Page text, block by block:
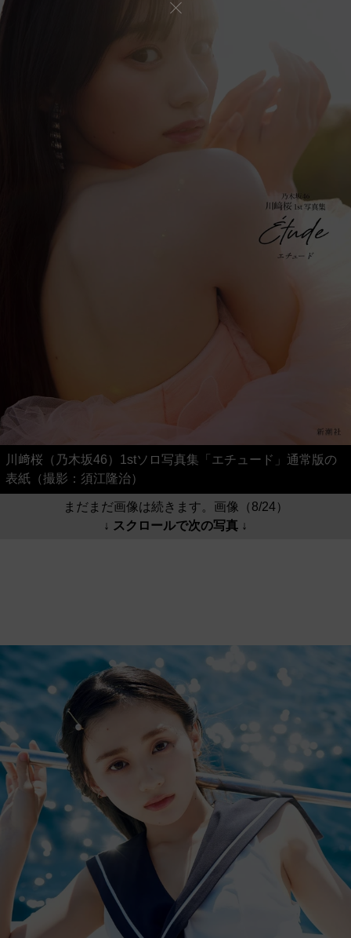
川﨑桜（乃木坂46）1stソロ写真集「エチュード」通常版の
表紙（撮影：須江隆治）
まだまだ画像は続きます。画像（8/24）
↓ スクロールで次の写真 ↓